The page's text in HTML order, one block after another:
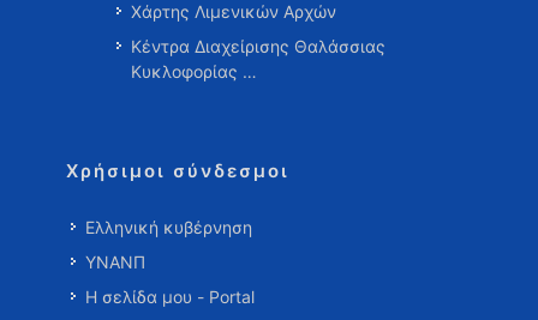
Χάρτης Λιμενικών Αρχών
Κέντρα Διαχείρισης Θαλάσσιας
Κυκλοφορίας …
Χρήσιμοι σύνδεσμοι
Ελληνική κυβέρνηση
ΥΝΑΝΠ
Η σελίδα μου - Portal